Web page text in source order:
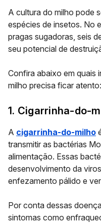
A cultura do milho pode
espécies de insetos. No
pragas sugadoras, seis
seu potencial de
Confira abaixo em quais
milho precisa ficar atento:
1. Cigarrinha-do-
A cigarrinha-do-milho
transmitir as bactérias
alimentação. Essas
desenvolvimento da
enfezamento pálido e
Por conta dessas
sintomas como